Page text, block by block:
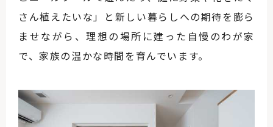
さん植えたいな」と新しい暮らしへの期待を膨ら
ませながら、理想の場所に建った自慢のわが家
で、家族の温かな時間を育んでいます。